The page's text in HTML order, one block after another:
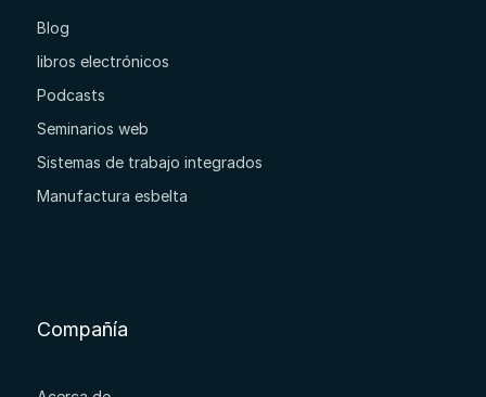
Blog
libros electrónicos
Podcasts
Seminarios web
Sistemas de trabajo integrados
Manufactura esbelta
Compañía